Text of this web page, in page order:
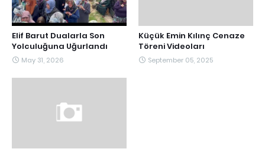
Elif Barut Dualarla Son
Yolculuğuna Uğurlandı
May 31, 2026
Küçük Emin Kılınç Cenaze
Töreni Videoları
September 05, 2025